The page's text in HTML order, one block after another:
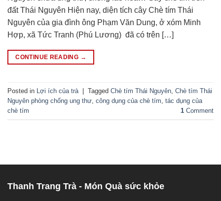
đất Thái Nguyên Hiện nay, diện tích cây Chè tím Thái
Nguyên của gia đình ông Phạm Văn Dung, ở xóm Minh
Hợp, xã Tức Tranh (Phú Lương) đã có trên […]
CONTINUE READING →
Posted in Lợi ích của trà Tagged Chè tím Thái Nguyên Chè tím Thái
Nguyên phòng chống ung thư công dụng của chè tím tác dụng của
chè tím
1 Comment
Thanh Trang Trà - Món Quà sức khỏe